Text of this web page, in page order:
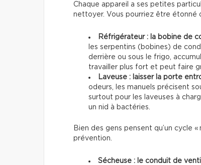
Chaque appareil a ses petites
nettoyer. Vous pourriez être étonné
Réfrigérateur : la bobine de
les serpentins (bobines) de
derrière ou sous le frigo,
travailler plus fort et peut faire
Laveuse : laisser la porte
odeurs, les manuels précisent
surtout pour les laveuses à
un nid à bactéries.
Bien des gens pensent qu’un cycle
prévention.
Sécheuse : le conduit de